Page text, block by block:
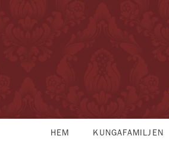
HEM KUNGAFAMILJEN